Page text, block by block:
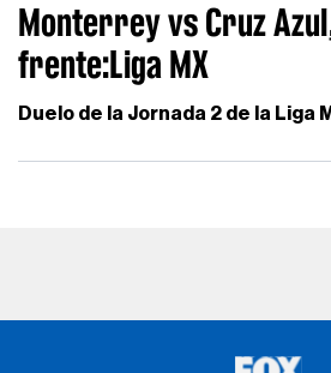
Monterrey vs Cruz
frente:Liga MX
Duelo de la Jornada 2 de la Liga